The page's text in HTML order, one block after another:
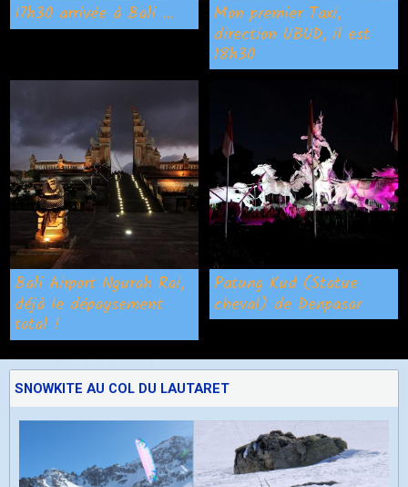
17h30 arrivée à Bali ... Mon premier Taxi,
direction UBUD, il est
18h30
Bali Airport Ngurah Rai,
déjà le dépaysement
total !
Patung Kud (Statue
cheval) de Denpasar
SNOWKITE AU COL DU LAUTARET